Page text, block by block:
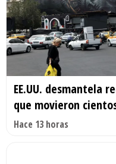
EE.UU. desmantela
que movieron
Hace 13 horas